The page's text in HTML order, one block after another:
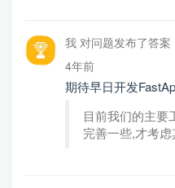
我 对问题发布了答案
4年前
期待早日开发
目前我们的主要
完善一些,才考